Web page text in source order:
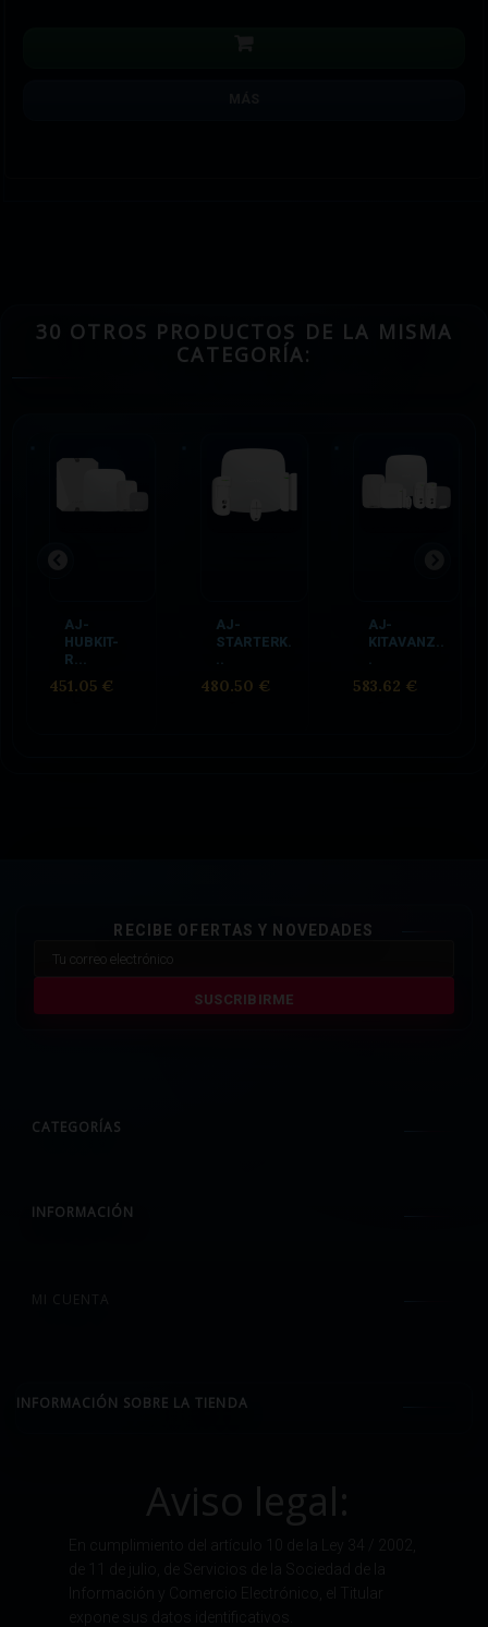
30 OTROS PRODUCTOS DE LA MISMA
CATEGORÍA:
AJ-
HUBKIT-
R...
451.05 €
AJ-
STARTERK.
..
480.50 €
AJ-
KITAVANZ..
.
583.62 €
RECIBE OFERTAS Y NOVEDADES
SUSCRIBIRME
CATEGORÍAS
INFORMACIÓN
INFORMACIÓN SOBRE LA TIENDA
Aviso legal:
En cumplimiento del artículo 10 de la Ley 34 / 2002,
de 11 de julio, de Servicios de la Sociedad de la
Información y Comercio Electrónico, el Titular
expone sus datos identificativos.